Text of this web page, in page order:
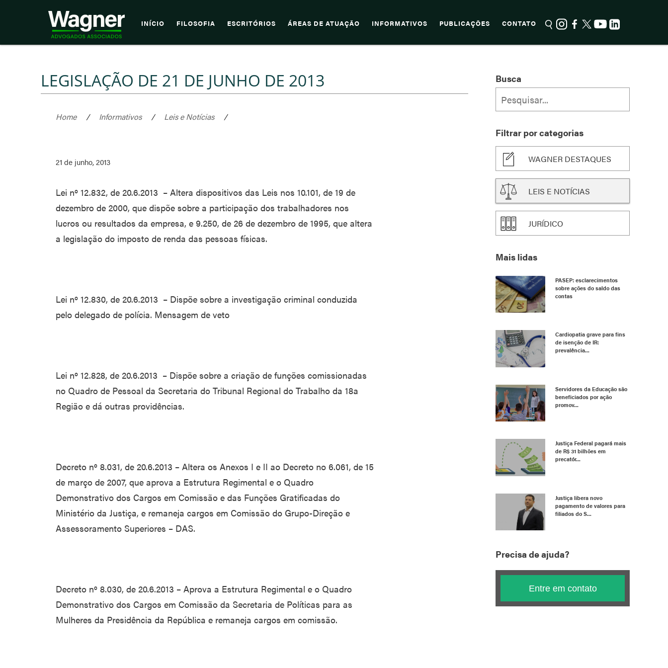
INÍCIO FILOSOFIA ESCRITÓRIOS ÁREAS DE ATUAÇÃO INFORMATIVOS PUBLICAÇÕES CONTATO
LEGISLAÇÃO DE 21 DE JUNHO DE 2013
Home / Informativos / Leis e Notícias /
21 de junho, 2013
Lei nº 12.832, de 20.6.2013 – Altera dispositivos das Leis nos 10.101, de 19 de
dezembro de 2000, que dispõe sobre a participação dos trabalhadores nos
lucros ou resultados da empresa, e 9.250, de 26 de dezembro de 1995, que altera
a legislação do imposto de renda das pessoas físicas.
Lei nº 12.830, de 20.6.2013 – Dispõe sobre a investigação criminal conduzida
pelo delegado de polícia. Mensagem de veto
Lei nº 12.828, de 20.6.2013 – Dispõe sobre a criação de funções comissionadas
no Quadro de Pessoal da Secretaria do Tribunal Regional do Trabalho da 18a
Região e dá outras providências.
Decreto nº 8.031, de 20.6.2013 – Altera os Anexos I e II ao Decreto no 6.061, de 15
de março de 2007, que aprova a Estrutura Regimental e o Quadro
Demonstrativo dos Cargos em Comissão e das Funções Gratificadas do
Ministério da Justiça, e remaneja cargos em Comissão do Grupo-Direção e
Assessoramento Superiores – DAS.
Decreto nº 8.030, de 20.6.2013 – Aprova a Estrutura Regimental e o Quadro
Demonstrativo dos Cargos em Comissão da Secretaria de Políticas para as
Mulheres da Presidência da República e remaneja cargos em comissão.
Busca
Filtrar por categorias
WAGNER DESTAQUES
LEIS E NOTÍCIAS
JURÍDICO
Mais lidas
PASEP: esclarecimentos
sobre ações do saldo das
contas
Cardiopatia grave para fins
de isenção de IR:
prevalência...
Servidores da Educação são
beneficiados por ação
promov...
Justiça Federal pagará mais
de R$ 31 bilhões em
precatór...
Justiça libera novo
pagamento de valores para
filiados do S...
Precisa de ajuda?
Entre em contato